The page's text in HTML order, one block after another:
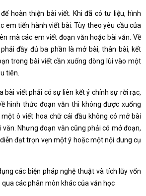
hoàn thiện bài viết. Khi đã có tư liệu, hình
em tiến hành viết bài. Tùy theo yêu cầu của
mà các em viết đoạn văn hoặc bài văn. Về
đầy đủ ba phần là mở bài, thân bài, kết
trong bài viết cần xuống dòng lùi vào một
tiên.
bài viết phải có sự liên kết ý chính sự rời rạc,
hình thức đoạn văn thì không được xuống
ô viết hoa chữ cái đầu không có mở bài
Nhưng đoạn văn cũng phải có mở đoạn,
đạt trọn vẹn một ý hoặc một nội dung cụ
các biện pháp nghệ thuật và tích lũy vốn
các phân môn khác của văn học